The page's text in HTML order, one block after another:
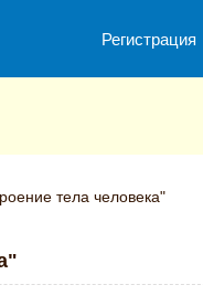
Регистрация
тела человека"